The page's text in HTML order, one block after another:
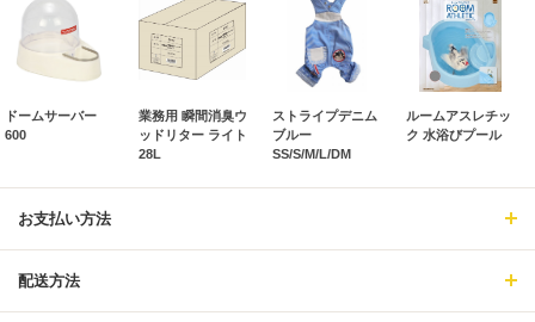
ドームサーバー
600
業務用 瞬間消臭ウ
ッドリター ライト
28L
ストライプデニム
ブルー
SS/S/M/L/DM
ルームアスレチッ
ク 水浴びプール
お支払い方法
配送方法